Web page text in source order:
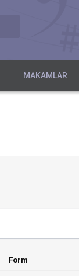
MAKAMLAR
Form